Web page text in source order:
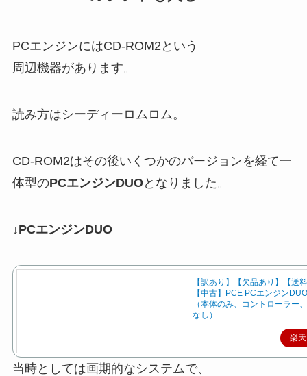
PCエンジンにはCD-ROM2という
周辺機器があります。
読み方はシーディーロムロム。
CD-ROM2はその後いくつかのバージョンを経て一
体型のPCエンジンDUOとなりました。
↓PCエンジンDUO
【訳あり】【欠品あり】【送
【中古】PCE PCエンジン
（本体のみ、コントローラー
なし）
楽
当時としては画期的なシステムで、